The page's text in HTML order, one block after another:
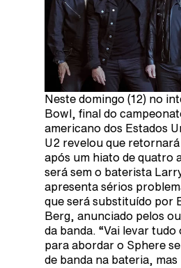
Neste domingo (12) no
Bowl, final do
americano dos Estados
U2 revelou que
após um hiato de quatro
será sem o baterista
apresenta sérios
que será substituído por
Berg, anunciado pelos
da banda. “Vai levar tudo
para abordar o Sphere
de banda na bateria,